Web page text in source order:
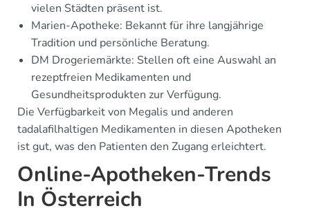
vielen Städten präsent ist.
Marien-Apotheke: Bekannt für ihre langjährige
Tradition und persönliche Beratung.
DM Drogeriemärkte: Stellen oft eine Auswahl an
rezeptfreien Medikamenten und
Gesundheitsprodukten zur Verfügung.
Die Verfügbarkeit von Megalis und anderen
tadalafilhaltigen Medikamenten in diesen Apotheken
ist gut, was den Patienten den Zugang erleichtert.
Online-Apotheken-Trends
In Österreich